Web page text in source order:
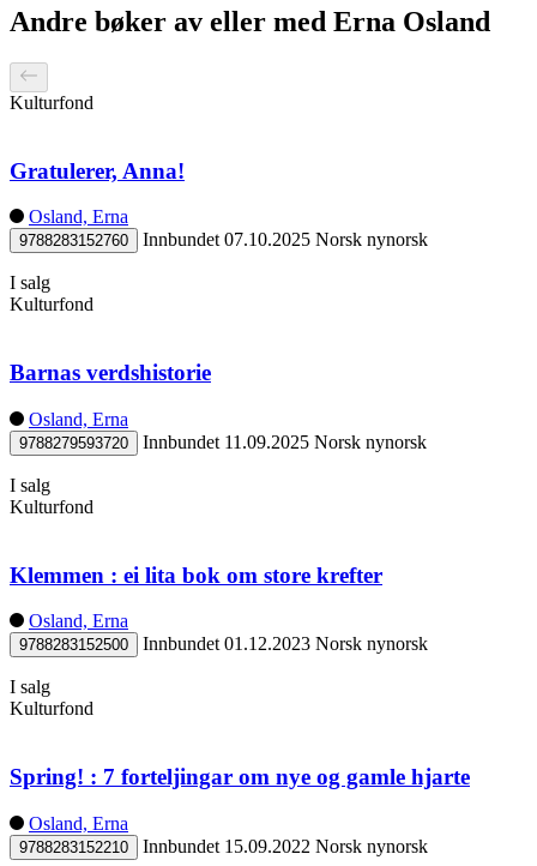
Andre bøker av eller med Erna Osland
Kulturfond
Gratulerer, Anna!
Osland, Erna
9788283152760 Innbundet 07.10.2025 Norsk nynorsk
I salg
Kulturfond
Barnas verdshistorie
Osland, Erna
9788279593720 Innbundet 11.09.2025 Norsk nynorsk
I salg
Kulturfond
Klemmen : ei lita bok om store krefter
Osland, Erna
9788283152500 Innbundet 01.12.2023 Norsk nynorsk
I salg
Kulturfond
Spring! : 7 forteljingar om nye og gamle hjarte
Osland, Erna
9788283152210 Innbundet 15.09.2022 Norsk nynorsk